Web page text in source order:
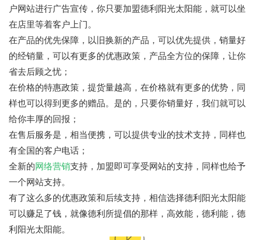
户网站进行广告宣传，你只要加盟德利阳光太阳能，就可以坐
在店里等着客户上门。
在产品的优先保障，以旧换新的产品，可以优先提供，销量好
的经销量，可以有更多的优惠政策，产品全方位的保障，让你
省去后顾之忧；
在价格的特惠政策，提货量越高，在价格就有更多的优势，同
样也可以得到更多的赠品。是的，只要你销量好，我们就可以
给你丰厚的回报；
在售后服务是，相当便携，可以提供专业的技术支持，同样也
有全国的客户电话；
全新的网络营销支持，加盟即可享受网站的支持，同样也给予
一个网站支持。
有了这么多的优惠政策和后续支持，相信选择德利阳光太阳能
可以赚足了钱，就像德利所提倡的那样，高效能，德利能，德
利阳光太阳能。